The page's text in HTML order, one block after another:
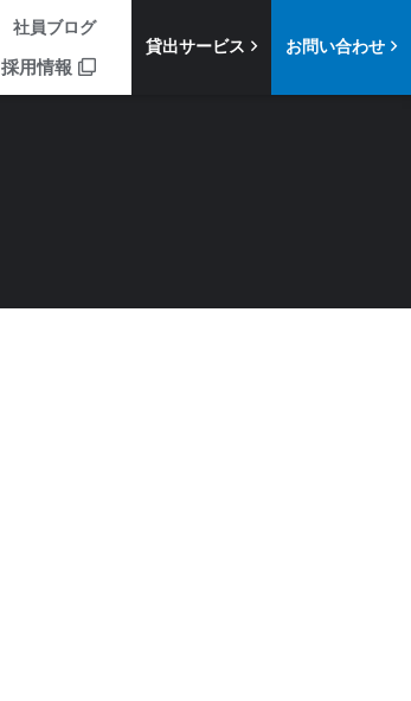
社員ブログ
採用情報
貸出サービス お問い合わせ